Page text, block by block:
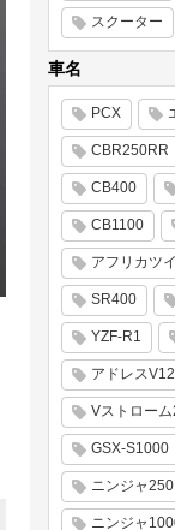
スクーター
車名
PCX
CBR250RR
CB400
CB1100
アフリカツ
SR400
YZF-R1
アドレス
Vストロー
GSX-S1000
ニンジャ250
ニンジャ